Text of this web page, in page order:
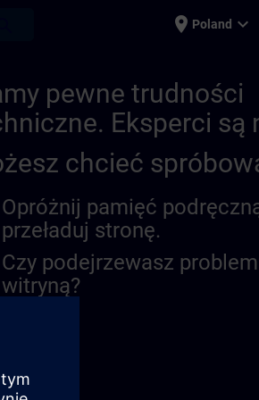
place Poland expand_more
pewne trudności
Eksperci są
chcieć
Opróżnij pamięć
przeładuj stronę.
Czy podejrzewasz
witryną?